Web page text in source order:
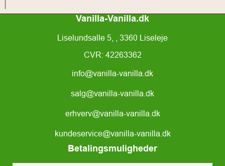
Vanilla-Vanilla.dk
Liselundsalle 5, , 3360 Liseleje
CVR: 42263362
info@vanilla-vanilla.dk
salg@vanilla-vanilla.dk
erhverv@vanilla-vanilla.dk
kundeservice@vanilla-vanilla.dk
Betalingsmuligheder